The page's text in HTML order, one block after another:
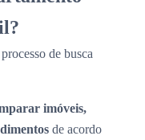
de busca
imóveis,
de acordo